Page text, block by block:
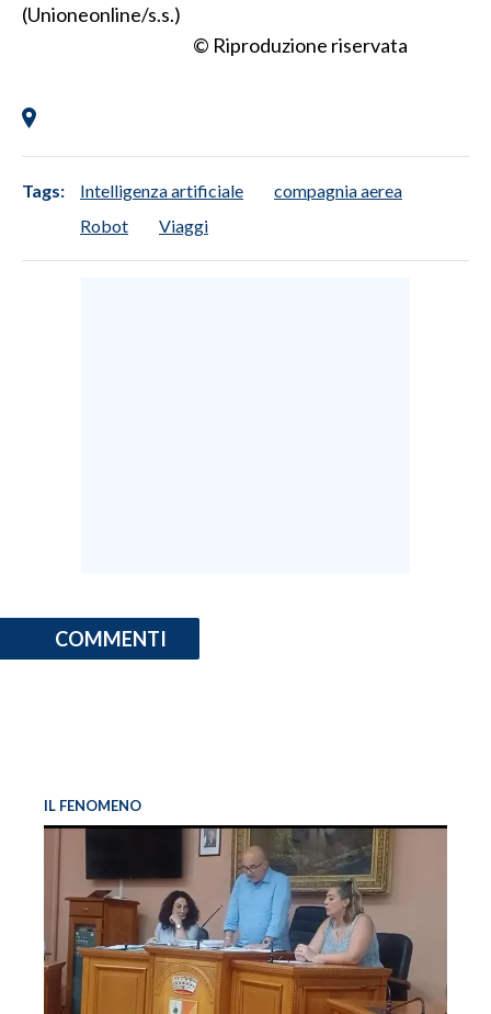
(Unioneonline/s.s.)
© Riproduzione riservata
Tags: Intelligenza artificiale
compagnia aerea
Robot
Viaggi
COMMENTI
IL FENOMENO